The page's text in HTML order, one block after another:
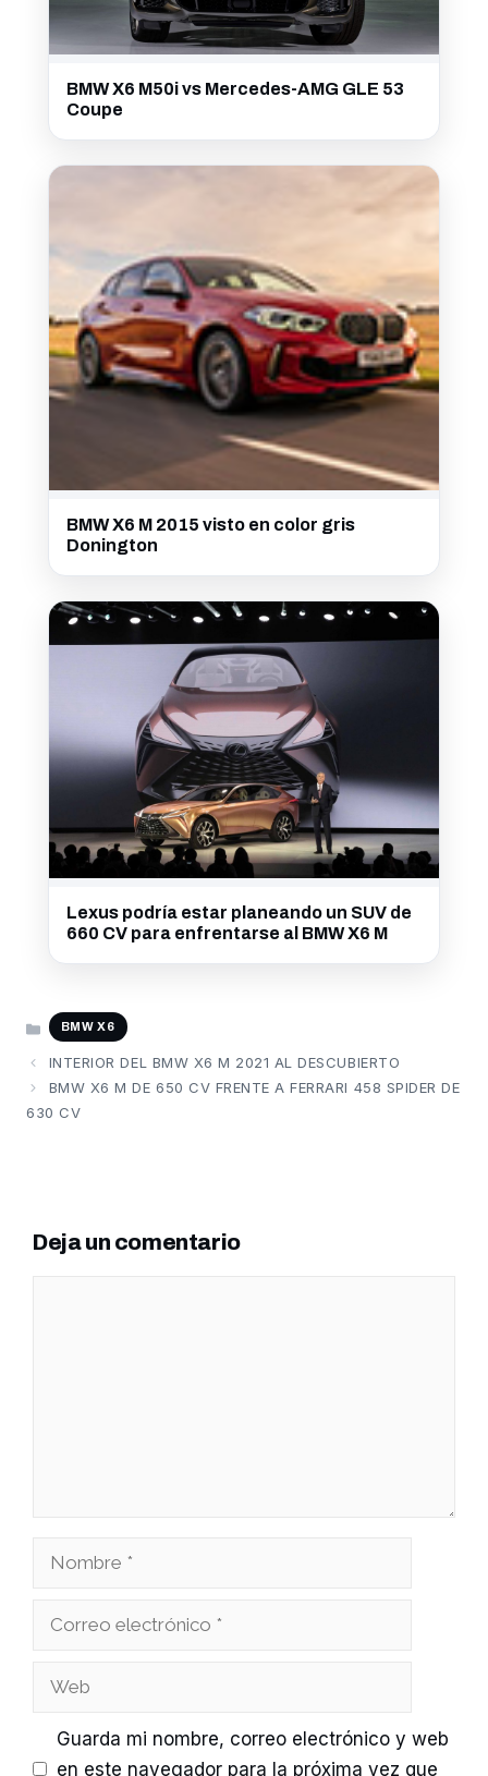
BMW X6 M50i vs Mercedes-AMG GLE 53
Coupe
BMW X6 M 2015 visto en color gris
Donington
Lexus podría estar planeando un SUV de
660 CV para enfrentarse al BMW X6 M
CATEGORÍAS
BMW X6
INTERIOR DEL BMW X6 M 2021 AL DESCUBIERTO
BMW X6 M DE 650 CV FRENTE A FERRARI 458 SPIDER DE
630 CV
Deja un comentario
Nombre
Correo
Web
Guarda mi nombre, correo electrónico y web
en este navegador para la próxima vez que